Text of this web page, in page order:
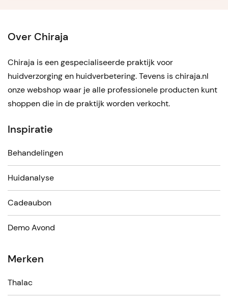
Over Chiraja
Chiraja is een gespecialiseerde praktijk voor
huidverzorging en huidverbetering. Tevens is chiraja.nl
onze webshop waar je alle professionele producten kunt
shoppen die in de praktijk worden verkocht.
Inspiratie
Behandelingen
Huidanalyse
Cadeaubon
Demo Avond
Merken
Thalac